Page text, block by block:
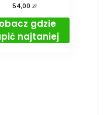
54,00zł
gdzie
najtaniej